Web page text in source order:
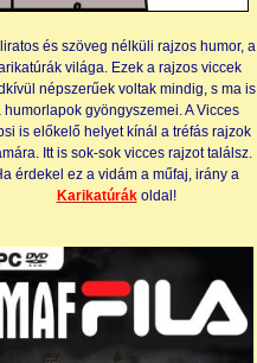
és szöveg nélküli rajzos humor, a
világa. Ezek a rajzos viccek
népszerűek voltak mindig, s ma is
humorlapok gyöngyszemei. A Vicces
is előkelő hel yet kínál a tréfás rajzok
Itt is sok-sok vicces rajzot találsz.
érdekel ez a vidám a műfaj, irány a
Karikatúrák oldal!